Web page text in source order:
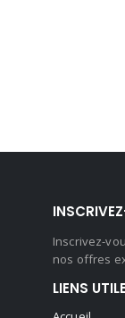
Inscrivez-
nos offres
LIENS